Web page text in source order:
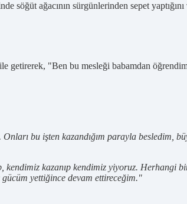
söğüt ağacının sürgünlerinden sepet
getirerek, "Ben bu mesleği babamdan
bu işten kazandığım parayla besledim,
kendimiz kazanıp kendimiz yiyoruz. Herhangi
yettiğince devam ettireceğim."